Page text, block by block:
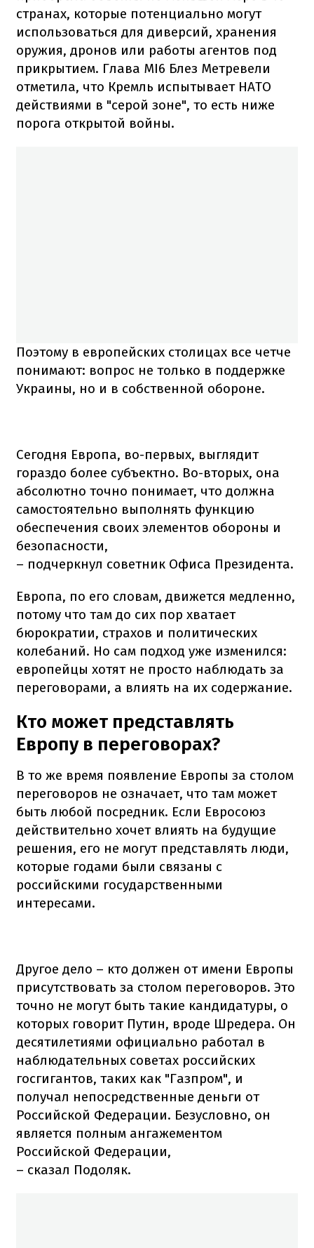
странах, которые потенциально могут
использоваться для диверсий, хранения
оружия, дронов или работы агентов под
прикрытием. Глава MI6 Блез Метревели
отметила, что Кремль испытывает НАТО
действиями в "серой зоне", то есть ниже
порога открытой войны.
Поэтому в европейских столицах все четче
понимают: вопрос не только в поддержке
Украины, но и в собственной обороне.
Сегодня Европа, во-первых, выглядит
гораздо более субъектно. Во-вторых, она
абсолютно точно понимает, что должна
самостоятельно выполнять функцию
обеспечения своих элементов обороны и
безопасности,
– подчеркнул советник Офиса Президента.
Европа, по его словам, движется медленно,
потому что там до сих пор хватает
бюрократии, страхов и политических
колебаний. Но сам подход уже изменился:
европейцы хотят не просто наблюдать за
переговорами, а влиять на их содержание.
Кто может представлять
Европу в переговорах?
В то же время появление Европы за столом
переговоров не означает, что там может
быть любой посредник. Если Евросоюз
действительно хочет влиять на будущие
решения, его не могут представлять люди,
которые годами были связаны с
российскими государственными
интересами.
Другое дело – кто должен от имени Европы
присутствовать за столом переговоров. Это
точно не могут быть такие кандидатуры, о
которых говорит Путин, вроде Шредера. Он
десятилетиями официально работал в
наблюдательных советах российских
госгигантов, таких как "Газпром", и
получал непосредственные деньги от
Российской Федерации. Безусловно, он
является полным ангажементом
Российской Федерации,
– сказал Подоляк.